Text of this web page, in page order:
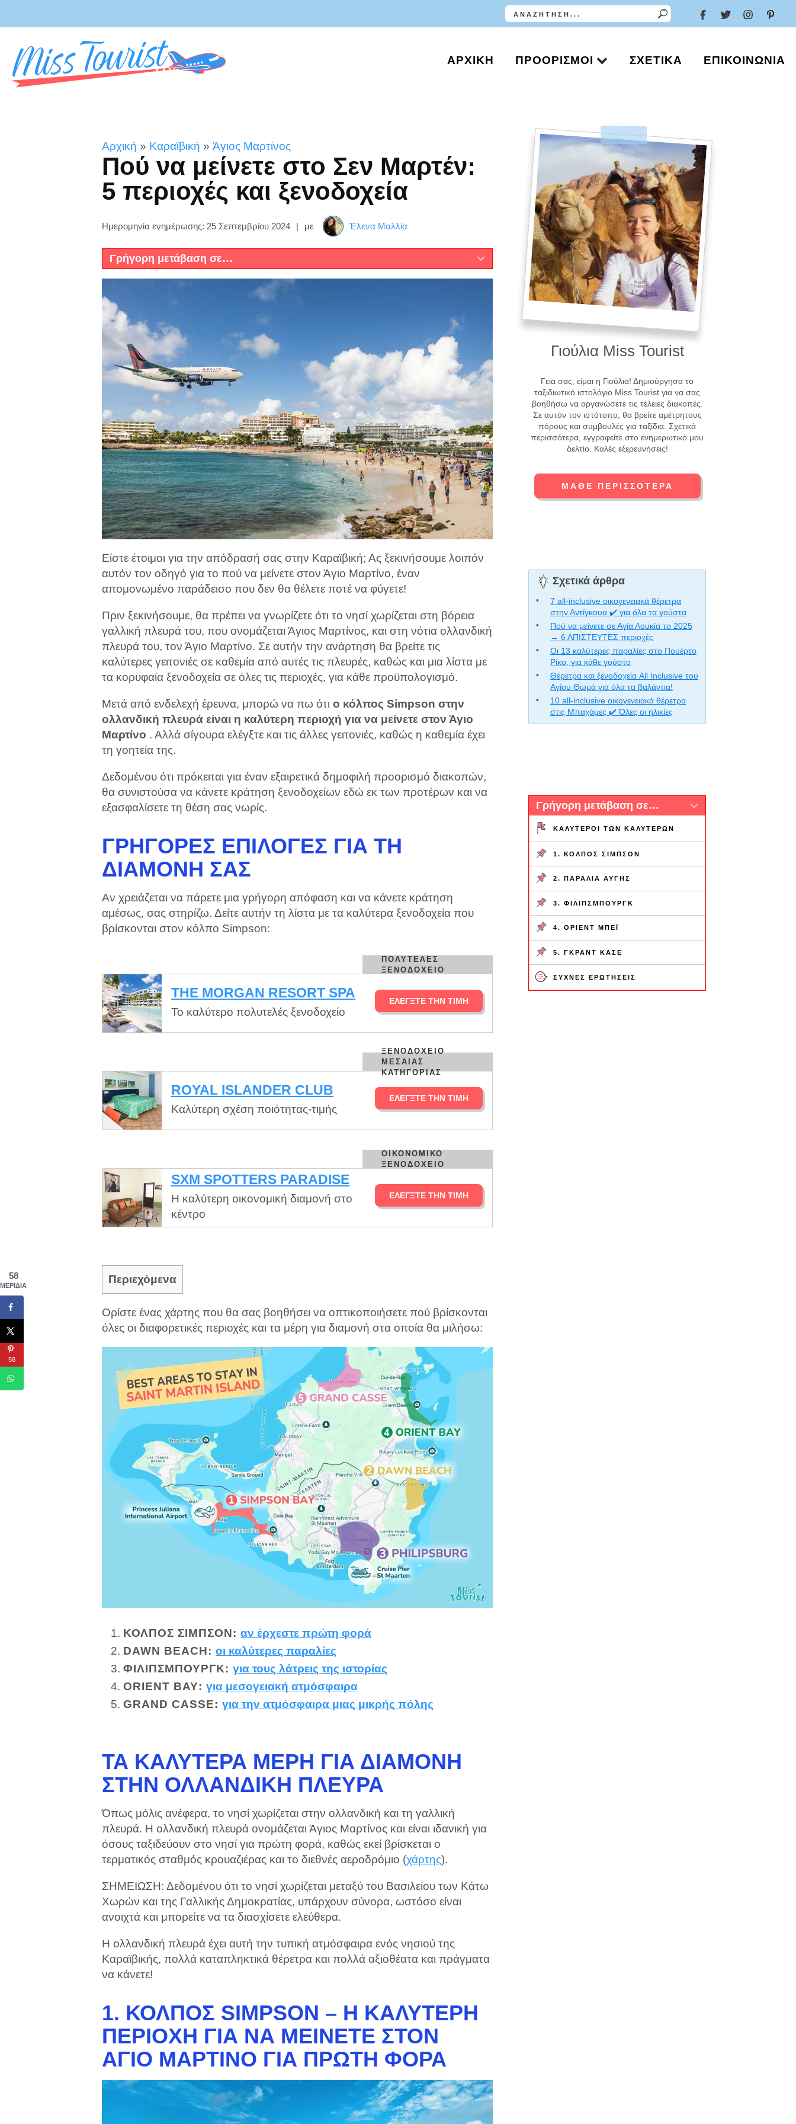
ΑΡΧΙΚΉ ΠΡΟΟΡΙΣΜΟΊ ΣΧΕΤΙΚΆ ΕΠΙΚΟΙΝΩΝΊΑ
Αρχική » Καραϊβική » Άγιος Μαρτίνος
Πού να μείνετε στο Σεν Μαρτέν:
5 περιοχές και ξενοδοχεία
Ημερομηνία ενημέρωσης: 25 Σεπτεμβρίου 2024 | με Έλενα Μαλλία
Γρήγορη μετάβαση σε…
Είστε έτοιμοι για την απόδρασή σας στην Καραϊβική; Ας ξεκινήσουμε λοιπόν
αυτόν τον οδηγό για το πού να μείνετε στον Άγιο Μαρτίνο, έναν
απομονωμένο παράδεισο που δεν θα θέλετε ποτέ να φύγετε!
Πριν ξεκινήσουμε, θα πρέπει να γνωρίζετε ότι το νησί χωρίζεται στη βόρεια
γαλλική πλευρά του, που ονομάζεται Άγιος Μαρτίνος, και στη νότια ολλανδική
πλευρά του, τον Άγιο Μαρτίνο. Σε αυτήν την ανάρτηση θα βρείτε τις
καλύτερες γειτονιές σε καθεμία από αυτές τις πλευρές, καθώς και μια λίστα με
τα κορυφαία ξενοδοχεία σε όλες τις περιοχές, για κάθε προϋπολογισμό.
Μετά από ενδελεχή έρευνα, μπορώ να πω ότι ο κόλπος Simpson στην
ολλανδική πλευρά είναι η καλύτερη περιοχή για να μείνετε στον Άγιο
Μαρτίνο . Αλλά σίγουρα ελέγξτε και τις άλλες γειτονιές, καθώς η καθεμία έχει
τη γοητεία της.
Δεδομένου ότι πρόκειται για έναν εξαιρετικά δημοφιλή προορισμό διακοπών,
θα συνιστούσα να κάνετε κράτηση ξενοδοχείων εδώ εκ των προτέρων και να
εξασφαλίσετε τη θέση σας νωρίς.
ΓΡΉΓΟΡΕΣ ΕΠΙΛΟΓΈΣ ΓΙΑ ΤΗ
ΔΙΑΜΟΝΉ ΣΑΣ
Αν χρειάζεται να πάρετε μια γρήγορη απόφαση και να κάνετε κράτηση
αμέσως, σας στηρίζω. Δείτε αυτήν τη λίστα με τα καλύτερα ξενοδοχεία που
βρίσκονται στον κόλπο Simpson:
ΠΟΛΥΤΕΛΈΣ
ΞΕΝΟΔΟΧΕΊΟ
THE MORGAN RESORT SPA
Το καλύτερο πολυτελές ξενοδοχείο
ΕΛΈΓΞΤΕ ΤΗΝ ΤΙΜΉ
ΞΕΝΟΔΟΧΕΊΟ
ΜΕΣΑΊΑΣ
ΚΑΤΗΓΟΡΊΑΣ
ROYAL ISLANDER CLUB
Καλύτερη σχέση ποιότητας-τιμής
ΕΛΈΓΞΤΕ ΤΗΝ ΤΙΜΉ
ΟΙΚΟΝΟΜΙΚΌ
ΞΕΝΟΔΟΧΕΊΟ
SXM SPOTTERS PARADISE
Η καλύτερη οικονομική διαμονή στο
κέντρο
ΕΛΈΓΞΤΕ ΤΗΝ ΤΙΜΉ
Περιεχόμενα
Ορίστε ένας χάρτης που θα σας βοηθήσει να οπτικοποιήσετε πού βρίσκονται
όλες οι διαφορετικές περιοχές και τα μέρη για διαμονή στα οποία θα μιλήσω:
ΚΌΛΠΟΣ ΣΊΜΠΣΟΝ:αν έρχεστε πρώτη φορά
DAWN BEACH:οι καλύτερες παραλίες
ΦΊΛΙΠΣΜΠΟΥΡΓΚ:για τους λάτρεις της ιστορίας
ORIENT BAY:για μεσογειακή ατμόσφαιρα
GRAND CASSE:για την ατμόσφαιρα μιας μικρής πόλης
ΤΑ ΚΑΛΎΤΕΡΑ ΜΈΡΗ ΓΙΑ ΔΙΑΜΟΝΉ
ΣΤΗΝ ΟΛΛΑΝΔΙΚΉ ΠΛΕΥΡΆ
Όπως μόλις ανέφερα, το νησί χωρίζεται στην ολλανδική και τη γαλλική
πλευρά. Η ολλανδική πλευρά ονομάζεται Άγιος Μαρτίνος και είναι ιδανική για
όσους ταξιδεύουν στο νησί για πρώτη φορά, καθώς εκεί βρίσκεται ο
τερματικός σταθμός κρουαζιέρας και το διεθνές αεροδρόμιο (χάρτης).
ΣΗΜΕΙΩΣΗ: Δεδομένου ότι το νησί χωρίζεται μεταξύ του Βασιλείου των Κάτω
Χωρών και της Γαλλικής Δημοκρατίας, υπάρχουν σύνορα, ωστόσο είναι
ανοιχτά και μπορείτε να τα διασχίσετε ελεύθερα.
Η ολλανδική πλευρά έχει αυτή την τυπική ατμόσφαιρα ενός νησιού της
Καραϊβικής, πολλά καταπληκτικά θέρετρα και πολλά αξιοθέατα και πράγματα
να κάνετε!
1. ΚΌΛΠΟΣ SIMPSON – Η ΚΑΛΎΤΕΡΗ
ΠΕΡΙΟΧΉ ΓΙΑ ΝΑ ΜΕΊΝΕΤΕ ΣΤΟΝ
ΆΓΙΟ ΜΑΡΤΊΝΟ ΓΙΑ ΠΡΏΤΗ ΦΟΡΆ
Γιούλια Miss Tourist
Γεια σας, είμαι η Γιούλια! Δημιούργησα το
ταξιδιωτικό ιστολόγιο Miss Tourist για να σας
βοηθήσω να οργανώσετε τις τέλειες διακοπές.
Σε αυτόν τον ιστότοπο, θα βρείτε αμέτρητους
πόρους και συμβουλές για ταξίδια. Σχετικά
περισσότερα, εγγραφείτε στο ενημερωτικό μου
δελτίο. Καλές εξερευνήσεις!
ΜΆΘΕ ΠΕΡΙΣΣΌΤΕΡΑ
Σχετικά άρθρα
7 all-inclusive οικογενειακά θέρετρα
στην Αντίγκουα ✔️ για όλα τα γούστα
Πού να μείνετε σε Αγία Λουκία το 2025
→ 6 ΑΠΙΣΤΕΥΤΕΣ περιοχές
Οι 13 καλύτερες παραλίες στο Πουέρτο
Ρίκο, για κάθε γούστο
Θέρετρα και ξενοδοχεία All Inclusive του
Αγίου Θωμά για όλα τα βαλάντια!
10 all-inclusive οικογενειακά θέρετρα
στις Μπαχάμες ✔️ Όλες οι ηλικίες
Γρήγορη μετάβαση σε…
ΚΑΛΎΤΕΡΟΙ ΤΩΝ ΚΑΛΎΤΕΡΩΝ
1. ΚΌΛΠΟΣ ΣΊΜΠΣΟΝ
2. ΠΑΡΑΛΊΑ ΑΥΓΉΣ
3. ΦΊΛΙΠΣΜΠΟΥΡΓΚ
4. ΌΡΙΕΝΤ ΜΠΈΙ
5. ΓΚΡΑΝΤ ΚΆΣΕ
ΣΥΧΝΈΣ ΕΡΩΤΉΣΕΙΣ
58
ΜΕΡΊΔΙΑ
58